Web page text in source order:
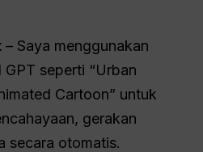
– Saya menggunakan
seperti “Urban
Cartoon” untuk
gerakan
secara otomatis.